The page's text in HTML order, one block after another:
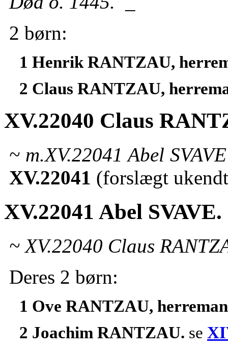
2 børn:
1 Henrik RANTZAU,
2 Claus RANTZAU,
XV.22040 Claus
~ m.XV.22041 Abel
XV.22041 (forslægt
XV.22041 Abel SVAVE.
~ XV.22040 Claus
Deres 2 børn:
1 Ove RANTZAU,
2 Joachim RANTZAU. se